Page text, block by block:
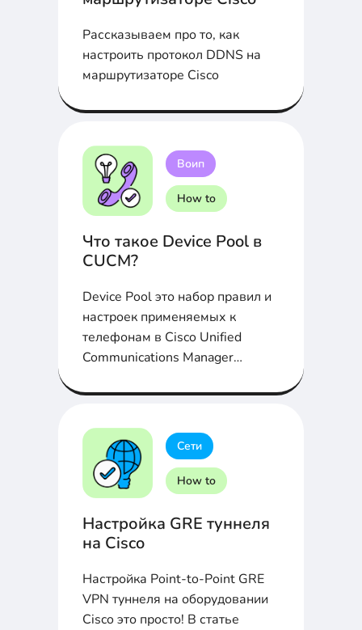
Рассказываем про то, как
настроить протокол DDNS на
маршрутизаторе Cisco
Воип
How to
Что такое Device Pool в
CUCM?
Device Pool это набор правил и
настроек применяемых к
телефонам в Cisco Unified
Communications Manager
Сети
How to
Настройка GRE туннеля
на Cisco
Настройка Point-to-Point GRE
VPN туннеля на оборудовании
Cisco это просто! В статье